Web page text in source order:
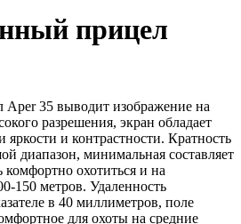
прицел
35 выводит изображение на
разрешения, экран обладает
и контрастности. Кратность
диапазон, минимальная составляет
комфортно охотиться и на
150 метров. Удаленность
в 40 миллиметров, поле
для охоты на средние